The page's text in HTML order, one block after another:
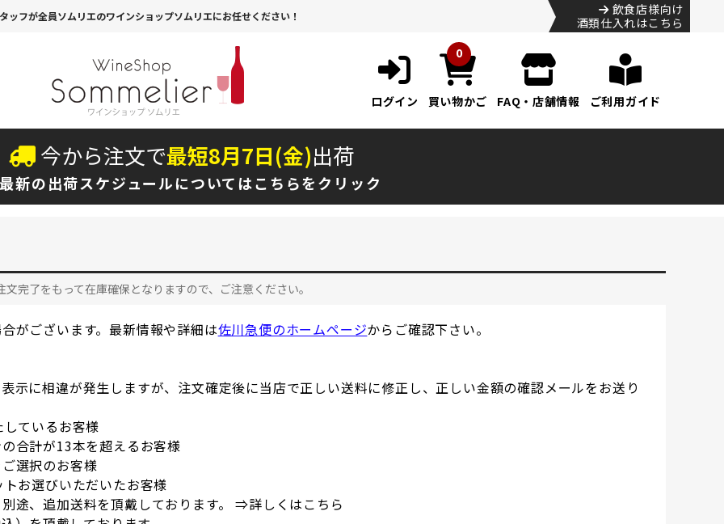
ッフが全員ソムリエのワインショップソムリエにお任せください！
飲食店様向け
酒類仕入れはこちら
ログイン
0
買い物かご FAQ・店舗情報 ご利用ガイド
今から注文で最短8月7日(金)出荷
新の出荷スケジュールについてはこちらをクリック
完了をもって在庫確保となりますので、ご注意ください。
がございます。最新情報や詳細は佐川急便のホームページからご確認下さい。
示に相違が発生しますが、注文確定後に当店で正しい送料に修正し、正しい金額の確認メールをお送り
ているお客様
合計が13本を超えるお客様
選択のお客様
お選びいただいたお客様
途、追加送料を頂戴しております。 ⇒詳しくはこちら